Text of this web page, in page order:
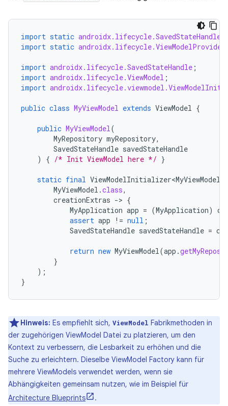
import static
import static
import androidx.lifecycle.SavedStateHandle ;
import androidx.lifecycle.ViewModel ;
import
public class MyViewModel extends ViewModel {
public MyViewModel(
MyRepository myRepository,
SavedStateHandle savedStateHandle
)
{ /* Init ViewModel here */ }
static final ViewModelInitializer<MyViewModel>
MyViewModel .class,
creationExtras -> {
MyApplication app = (MyApplication)
assert app != null ;
SavedStateHandle savedStateHandle =
return new MyViewModel(app .
}
);
}
Hinweis: Es empfiehlt sich, ViewModel Fabrikmethoden in
der zugehörigen ViewModel Datei zu platzieren, um den
Kontext zu verbessern, die Lesbarkeit zu erhöhen und die
Suche zu erleichtern. Dieselbe ViewModel Factory kann für
mehrere ViewModels verwendet werden, wenn sie
Abhängigkeiten gemeinsam nutzen, wie im Beispiel für
Architecture Blueprints
.